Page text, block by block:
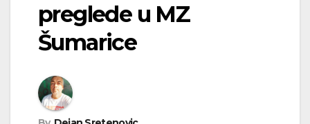
preglede u MZ
Šumarice